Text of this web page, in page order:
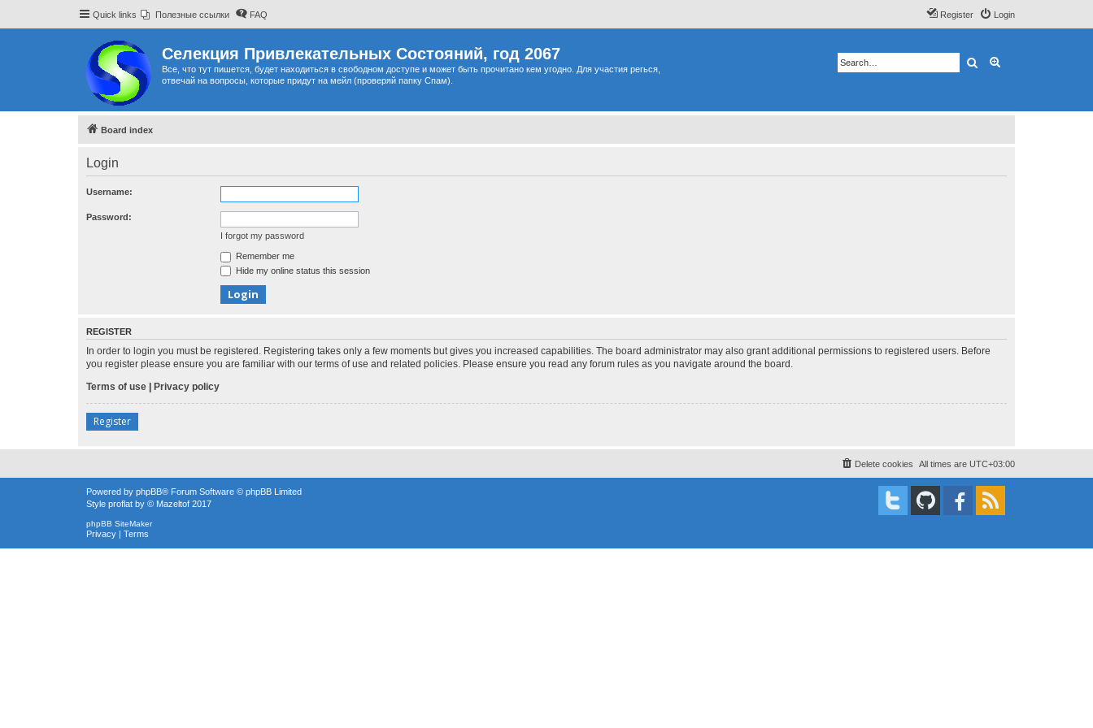
Quick links Полезные ссылки FAQ Login
Register
Селекция Привлекательных Состояний, год 2067
Все, что тут пишется, будет находиться в свободном доступе и может быть прочитано кем угодно. Для участия регься,
отвечай на вопросы, которые придут на мейл (проверяй папку Спам).
Search
Board index
Login
Username:
Password:
I forgot my password
Remember me
Hide my online status this session
REGISTER
In order to login you must be registered. Registering takes only a few moments but gives you increased capabilities. The board administrator may also grant additional permissions to registered users. Before
you register please ensure you are familiar with our terms of use and related policies. Please ensure you read any forum rules as you navigate around the board.
Terms of use | Privacy policy
Register
All times are UTC+03:00
Delete cookies
Powered by phpBB® Forum Software © phpBB Limited
Style proflat by © Mazeltof 2017
phpBB SiteMaker
Privacy | Terms